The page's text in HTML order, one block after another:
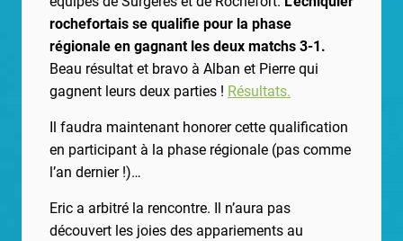
rochefortais se qualifie pour la phase
régionale en gagnant les deux matchs 3-1.
Beau résultat et bravo à Alban et Pierre qui
gagnent leurs deux parties ! Résultats.
Il faudra maintenant honorer cette qualification
en participant à la phase régionale (pas comme
l’an dernier !)…
Eric a arbitré la rencontre. Il n’aura pas
découvert les joies des appariements au